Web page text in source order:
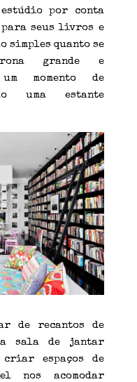
por conta
seus livros e
simples quanto se
grande e
momento de
uma estante
de recantos de
sala de jantar
espaços de
nos acomodar